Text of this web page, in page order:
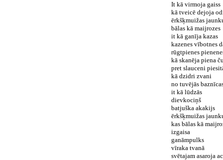
It kā virmoja gaiss
kā tveicē dejoja
ērkšķmuižas
bālas kā maijrozes
it kā ganīja kazas
kazenes vībotnes
rūgtpienes
kā skanēja piena
pret slauceni
kā dzidri zvani
no tuvējās
it kā lūdzās
dievkociņš
batjuška akakijs
ērkšķmuižas
kas bālas kā
izgaisa
ganāmpulks
vīraka tvanā
svētajam asaroja